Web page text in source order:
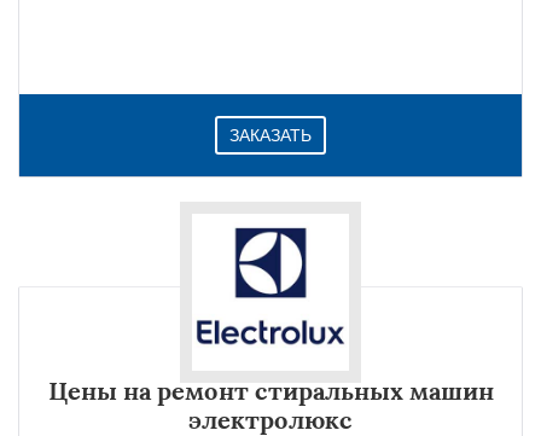
ЗАКАЗАТЬ
Цены на ремонт стиральных машин
электролюкс